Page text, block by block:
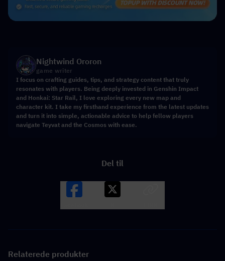
Nightwind Ororon
game writer
I focus on crafting guides, tips, and strategy content that truly
resonates with players. Being deeply invested in Genshin Impact
and Honkai: Star Rail, I love exploring every new map and
character kit. I take my firsthand experience from the latest updates
and turn it into simple, actionable advice to help fellow players
navigate Teyvat and the Cosmos with ease.
Del til
Relaterede produkter